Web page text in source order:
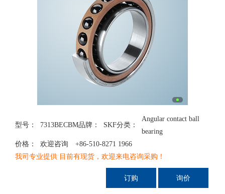
型号： 7313BECBM品牌： SKF分类：
Angular contact ball
bearing
价格：
欢迎咨询 +86-510-8271 1966
我司专业提供 目前有现货，欢迎来电咨询采购！